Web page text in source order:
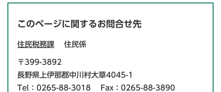
このページに関するお問合せ先
住民税務課 住民係
〒399-3892
長野県上伊那郡中川村大草4045-1
Tel：0265-88-3018
Fax：0265-88-3890